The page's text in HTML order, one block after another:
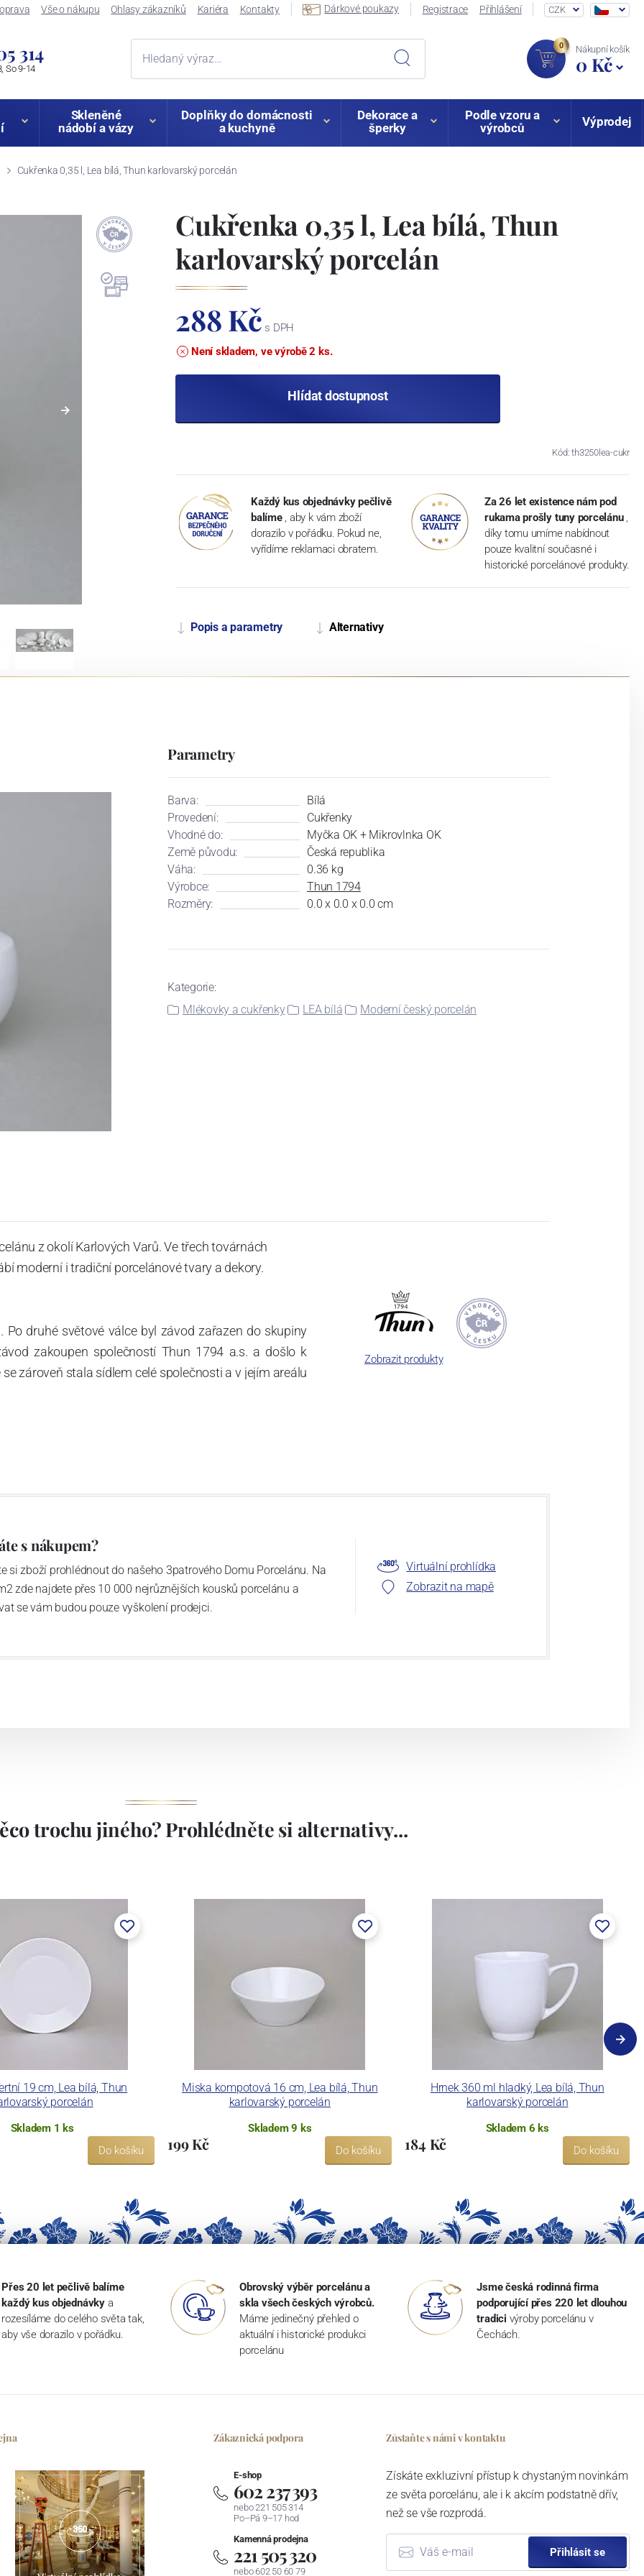
Vše o nákupu Ohlasy zákazníků Kariéra Kontakty Dárkové poukazy Registrace Přihlášení CZK
314
So 9-14
0 Nákupní košík
0 Kč
Skleněné
nádobí a vázy
Doplňky do domácnosti
a kuchyně
Dekorace a
šperky
Podle vzoru a
výrobců
Výprodej
Cukřenka 0,35 l, Lea bílá, Thun karlovarský porcelán
Cukřenka 0,35 l, Lea bílá, Thun
karlovarský porcelán
288 Kč s DPH
Není skladem, ve výrobě 2 ks.
Hlídat dostupnost
Kód: th3250lea-cukr
Každý kus objednávky pečlivě
balíme , aby k vám zboží
dorazilo v pořádku. Pokud ne,
vyřídíme reklamaci obratem.
Za 26 let existence nám pod
rukama prošly tuny porcelánu ,
díky tomu umíme nabídnout
pouze kvalitní současné i
historické porcelánové produkty.
Popis a parametry Alternativy
Parametry
Barva:
Bílá
Provedení:
Cukřenky
Vhodné do:
Myčka OK + Mikrovlnka OK
Země původu:
Česká republika
Váha:
0.36 kg
Výrobce:
Thun 1794
Rozměry:
0.0 x 0.0 x 0.0 cm
Kategorie:
Mlékovky a cukřenky
LEA bílá Moderní český porcelán
z okolí Karlových Varů. Ve třech továrnách
moderní i tradiční porcelánové tvary a dekory.
Po druhé světové válce byl závod zařazen do skupiny
zakoupen společností Thun 1794 a.s. a došlo k
zároveň stala sídlem celé společnosti a v jejím areálu
Františkem Josefem Thunem a J.N. Weberem,
letech minulého století byla továrna přemístěna do
se nachází dodnes. Závod je vybaven moderními
zařízení. Závod je vybaven zařízením na výrobu
a vtavnou dekorační pecí. Závod je schopen
technik.
LC a Thun Hotel & Restaurant.
Zobrazit produkty
s nákupem?
si zboží prohlédnout do našeho 3patrového Domu Porcelánu. Na
zde najdete přes 10 000 nejrůznějších kousků porcelánu a
se vám budou pouze vyškolení prodejci.
Virtuální prohlídka
Zobrazit na mapě
trochu jiného? Prohlédněte si alternativy...
19 cm, Lea bílá, Thun
porcelán
Skladem 1 ks
Do košíku
Miska kompotová 16 cm, Lea bílá, Thun
karlovarský porcelán
Skladem 9 ks
199 Kč Do košíku
Hrnek 360 ml hladký, Lea bílá, Thun
karlovarský porcelán
Skladem 6 ks
184 Kč Do košíku
Přes 20 let pečlivě balíme
každý kus objednávky a
rozesíláme do celého světa tak,
aby vše dorazilo v pořádku.
Obrovský výběr porcelánu a
skla všech českých výrobců.
Máme jedinečný přehled o
aktuální i historické produkci
porcelánu
Jsme česká rodinná firma
podporující přes 220 let dlouhou
tradici výroby porcelánu v
Čechách.
Zákaznická podpora
E-shop
602 237 393
nebo 221 505 314
Po–Pá 9–17 hod
Kamenná prodejna
221 505 320
nebo 602 50 60 79
Zůstaňte s námi v kontaktu
Získáte exkluzivní přístup k chystaným novinkám
ze světa porcelánu, ale i k akcím podstatně dřív,
než se vše rozprodá.
Přihlásit se